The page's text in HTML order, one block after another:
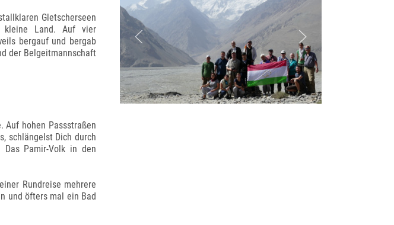
Gletscherseen
kleine Land. Auf vier
bergauf und bergab
der Belgeitmannschaft
Auf hohen Passstraßen
schlängelst Dich durch
Das Pamir-Volk in den
Rundreise mehrere
und öfters mal ein Bad